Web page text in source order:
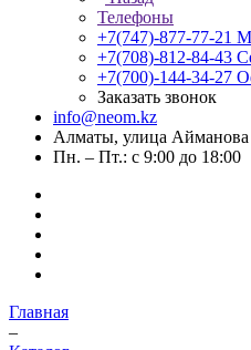
Телефоны
+7(747)-877-77-21
+7(708)-812-84-43
+7(700)-144-34-27
Заказать звонок
info@neom.kz
Алматы, улица Айманова
Пн. – Пт.: с 9:00 до 18:00
Главная
–